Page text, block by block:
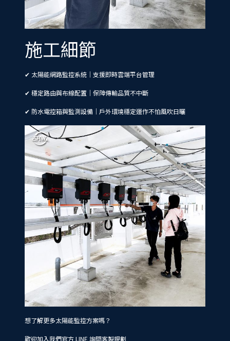
施工細節
✔ 太陽能網路監控系統｜支援即時雲端平台管理
✔ 穩定路由與布線配置｜保障傳輸品質不中斷
✔ 防水電控箱與監測設備｜戶外環境穩定運作不怕風吹日曬
想了解更多太陽能監控方案嗎？
歡迎加入我們官方 LINE 詢問客製規劃